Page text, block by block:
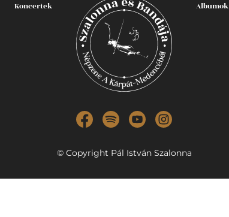
Koncertek Albumok
© Copyright Pál István Szalonna